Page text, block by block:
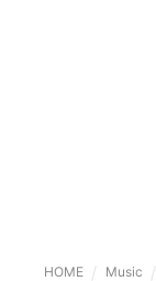
HOME Music